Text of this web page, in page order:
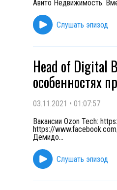
Авито Недвижимость.
Слушать эпизод
Head of Digital
особенностях
03.11.2021 • 01:07:57
Вакансии Ozon Tech:
https://
Демидо...
Слушать эпизод